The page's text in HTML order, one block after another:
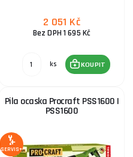
2 051 Kč
Bez DPH 1 695 Kč
ks KOUPIT
Pila ocaska Procraft PSS1600 |
PSS1600
SERVIS+